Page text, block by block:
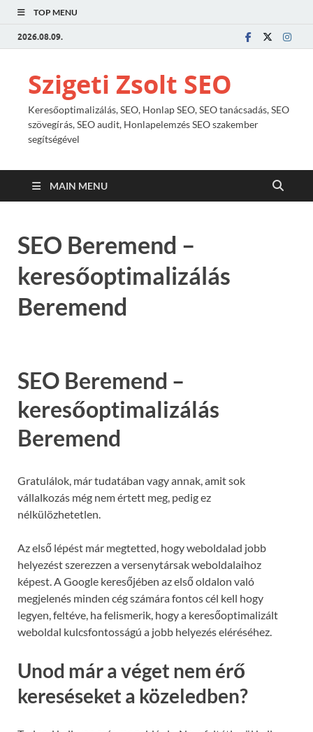
TOP MENU
2026.08.09.
Szigeti Zsolt SEO
Keresőoptimalizálás, SEO, Honlap SEO, SEO tanácsadás, SEO
szövegírás, SEO audit, Honlapelemzés SEO szakember
segítségével
MAIN MENU
SEO Beremend –
keresőoptimalizálás
Beremend
SEO Beremend –
keresőoptimalizálás
Beremend
Gratulálok, már tudatában vagy annak, amit sok
vállalkozás még nem értett meg, pedig ez
nélkülözhetetlen.
Az első lépést már megtetted, hogy weboldalad jobb
helyezést szerezzen a versenytársak weboldalaihoz
képest. A Google keresőjében az első oldalon való
megjelenés minden cég számára fontos cél kell hogy
legyen, feltéve, ha felismerik, hogy a keresőoptimalizált
weboldal kulcsfontosságú a jobb helyezés eléréséhez.
Unod már a véget nem érő
kereséseket a közeledben?